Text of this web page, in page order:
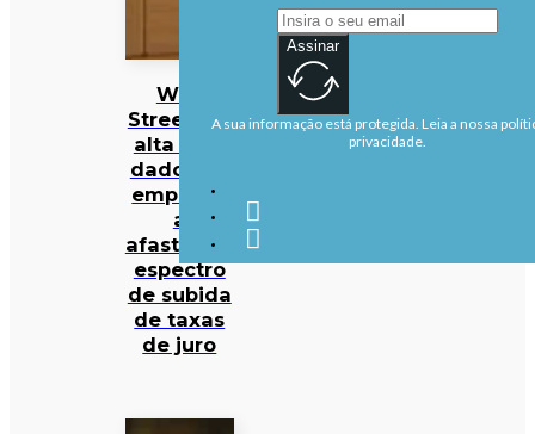
Wall
Street em
alta com
dados de
emprego
a
afastarem
espectro
de subida
de taxas
de juro
Assinar
A sua informação está protegida. Leia a nossa
privacidade.